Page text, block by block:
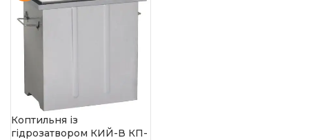
Коптильня із
гідрозатвором КИЙ-В КП-